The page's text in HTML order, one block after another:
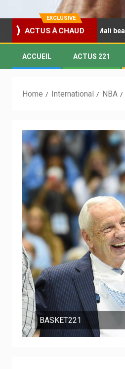
EXCLUSIVE
ACTUS À CHAUD
féminin U18 – Le Mali beaucoup
ACCUEIL ACTUS 221
Home International NBA
BASKET221